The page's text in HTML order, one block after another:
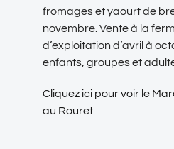
fromages et yaourt de
novembre. Vente à la
d’exploitation d’avril à
enfants, groupes et
Cliquez ici pour voir le
au Rouret